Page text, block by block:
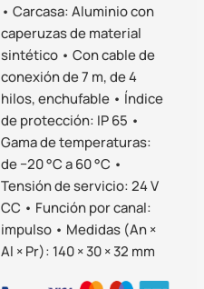
• Carcasa: Aluminio con
caperuzas de material
sintético • Con cable de
conexión de 7 m, de 4
hilos, enchufable • Índice
de protección: IP 65 •
Gama de temperaturas:
de −20 °C a 60 °C •
Tensión de servicio: 24 V
CC • Función por canal:
impulso • Medidas (An ×
Al × Pr): 140 × 30 × 32 mm